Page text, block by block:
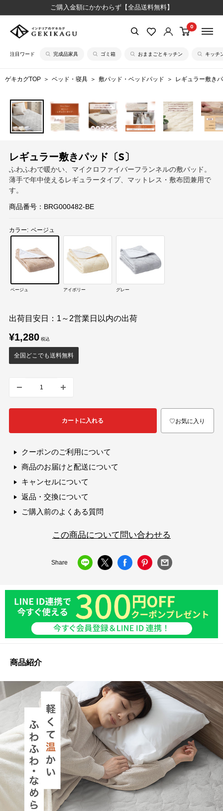
ご購入金額にかかわらず【全品送料無料】
【公
イ
テ
ア
の
ゲ
カ
グ
0
注目ワード 完成品家具 ゴミ箱 おままごとキッチン キッチ
ゲキカグTOP ベッド・寝具 敷パッド・ベッドパッド レギュラー敷き
レギュラー敷きパッド〔S〕
ふわふわで暖かい、マイクロファイバーフランネルの敷パッド。
薄手で年中使えるレギュラータイプ、マットレス・敷布団兼用で
す。
商品番号： BRG000482-BE
カラー: ベージュ
ベージュ アイボリー グレー
出荷目安日：1～2営業日以内の出荷
販
売
価
格
¥1,280
全国どこでも送料無料
カートに入れる ♡お気に入り
クーポンのご利用について
商品のお届けと配送について
キャンセルについて
返品・交換について
ご購入前のよくある質問
この商品について問い合わせる
Share
商品紹介